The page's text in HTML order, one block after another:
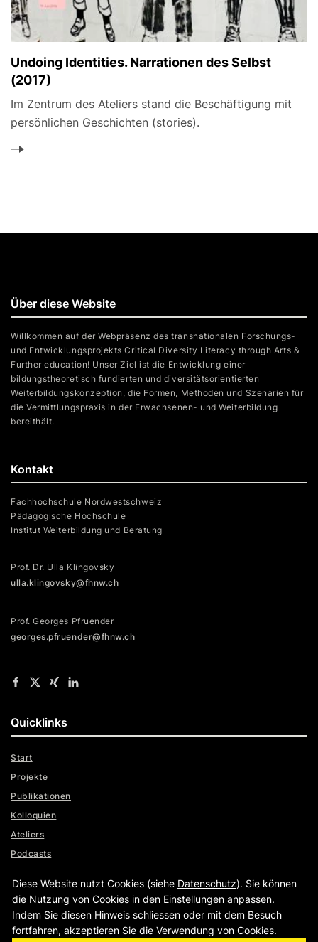
Undoing Identities. Narrationen des Selbst
(2017)
Im Zentrum des Ateliers stand die Beschäftigung mit
persönlichen Geschichten (stories).
Kontakt
Fachhochschule Nordwestschweiz
Pädagogische Hochschule
Institut Weiterbildung und Beratung
Prof. Dr. Ulla Klingovsky
ulla.klingovsky@fhnw.ch
Prof. Georges Pfruender
georges.pfruender@fhnw.ch
Über diese Website
Willkommen auf der Webpräsenz des transnationalen Forschungs-
und Entwicklungsprojekts Critical Diversity Literacy through Arts &
Further education! Unser Ziel ist die Entwicklung einer
bildungstheoretisch fundierten und diversitätsorientierten
Weiterbildungskonzeption, die Formen, Methoden und Szenarien für
die Vermittlungspraxis in der Erwachsenen- und Weiterbildung
bereithält.
Quicklinks
Start
Projekte
Publikationen
Kolloquien
Ateliers
Podcasts
Diese Website nutzt Cookies (siehe Datenschutz). Sie können
die Nutzung von Cookies in den Einstellungen anpassen.
Indem Sie diesen Hinweis schliessen oder mit dem Besuch
fortfahren, akzeptieren Sie die Verwendung von Cookies.